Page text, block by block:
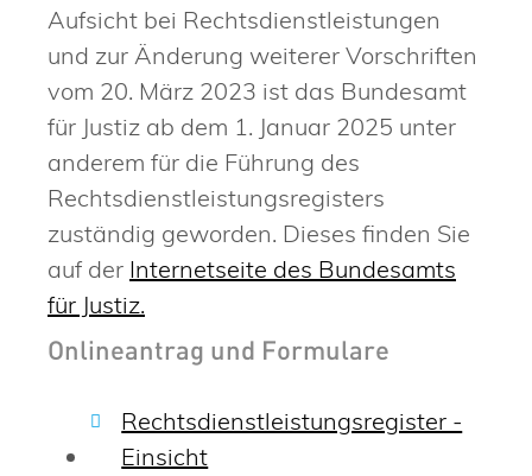
Aufsicht bei Rechtsdienstleistungen
und zur Änderung weiterer Vorschriften
vom 20. März 2023 ist das Bundesamt
für Justiz ab dem 1. Januar 2025 unter
anderem für die Führung des
Rechtsdienstleistungsregisters
zuständig geworden. Dieses finden Sie
auf der Internetseite des Bundesamts
für Justiz.
Onlineantrag und Formulare
Rechtsdienstleistungsregister -
Einsicht